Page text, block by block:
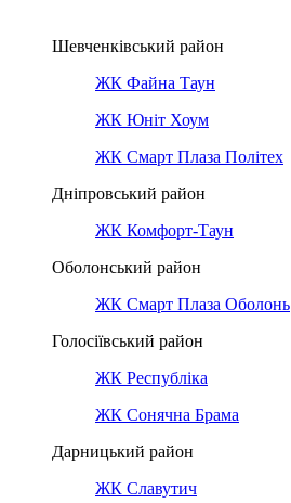
Шевченківський район
ЖК Файна Таун
ЖК Юніт Хоум
ЖК Смарт Плаза Політех
Дніпровський район
ЖК Комфорт-Таун
Оболонський район
ЖК Смарт Плаза Оболонь
Голосіївський район
ЖК Республіка
ЖК Сонячна Брама
Дарницький район
ЖК Славутич